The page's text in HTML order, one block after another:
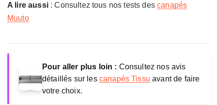
A lire aussi: Consultez tous nos tests descanapés
Muuto
Pour aller plus loin : Consultez nos avis
détaillés sur les canapés Tissu avant de faire
votre choix.